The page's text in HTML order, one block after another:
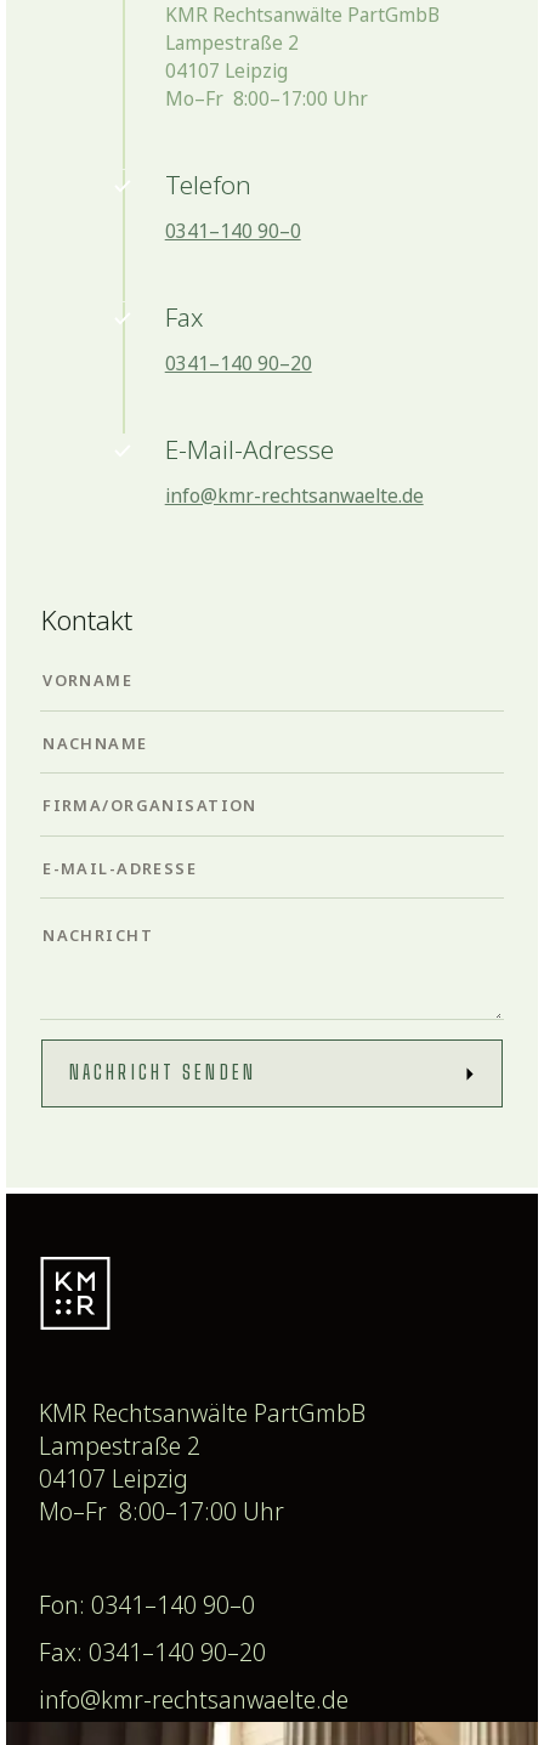
Kontakt
KMR Rechtsanwälte PartGmbB
Lampestraße 2
04107 Leipzig
Mo–Fr 8:00–17:00 Uhr
Telefon
0341–140 90–0
Fax
0341–140 90–20
E-Mail-Adresse
info@kmr-rechtsanwaelte.de
KMR Rechtsanwälte PartGmbB
Lampestraße 2
04107 Leipzig
Mo–Fr 8:00–17:00 Uhr
Fon: 0341–140 90–0
Fax: 0341–140 90–20
info@kmr-rechtsanwaelte.de